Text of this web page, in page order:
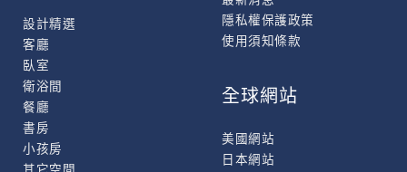
設計精選
客廳
臥室
衛浴間
餐廳
書房
小孩房
隱私權保護政策
使用須知條款
全球網站
美國網站
日本網站